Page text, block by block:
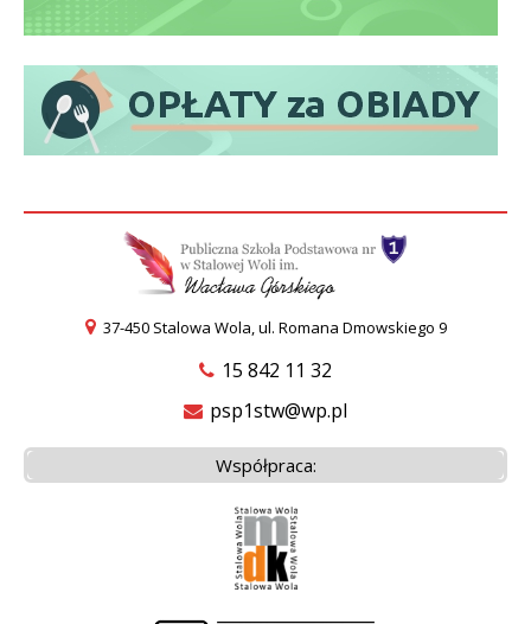
37-450 Stalowa Wola, ul. Romana Dmowskiego 9
15 842 11 32
psp1stw@wp.pl
Współpraca: